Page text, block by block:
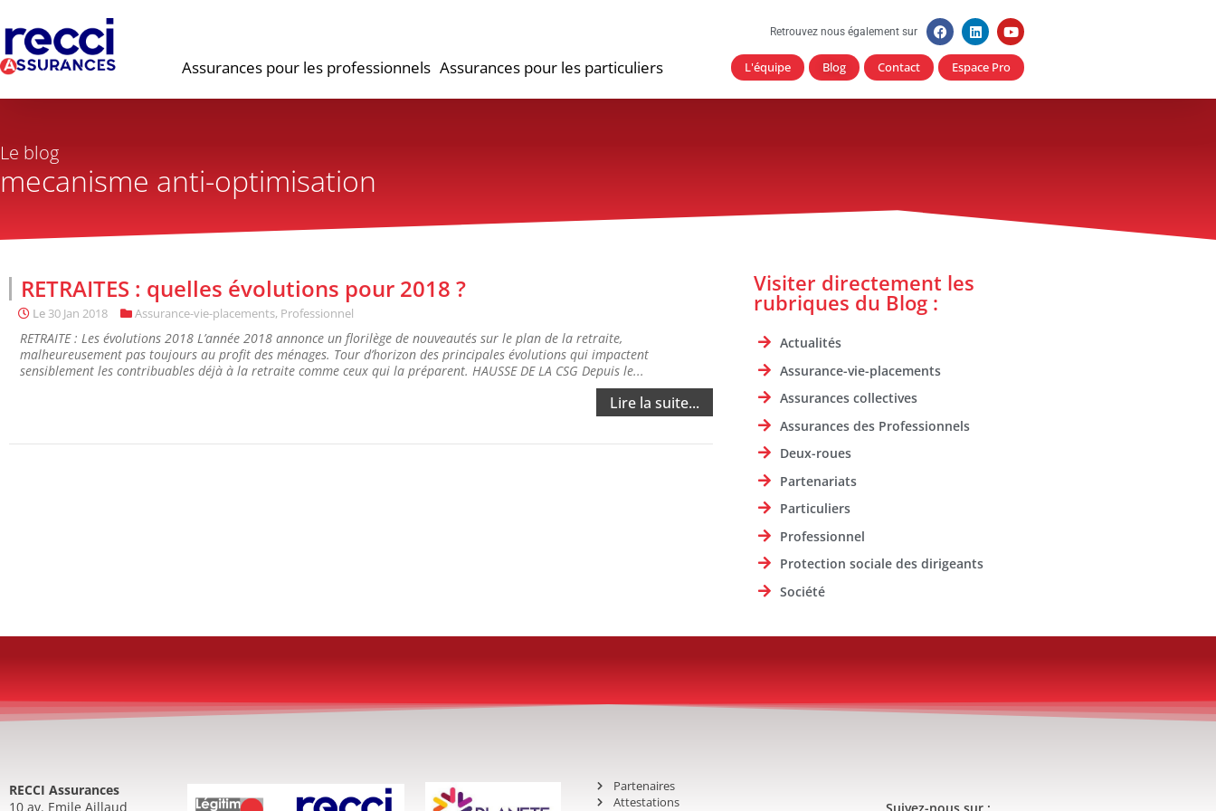
Assurances pour les professionnels Assurances pour les particuliers
Retrouvez nous également sur
L'équipe Blog Contact Espace Pro
Le blog
mecanisme anti-optimisation
RETRAITES : quelles évolutions pour 2018 ?
Le 30 Jan 2018 Assurance-vie-placements, Professionnel
RETRAITE : Les évolutions 2018 L’année 2018 annonce un florilège de nouveautés sur le plan de la retraite,
malheureusement pas toujours au profit des ménages. Tour d’horizon des principales évolutions qui impactent
sensiblement les contribuables déjà à la retraite comme ceux qui la préparent. HAUSSE DE LA CSG Depuis le...
Lire la suite...
Visiter directement les
rubriques du Blog :
Actualités
Assurance-vie-placements
Assurances collectives
Assurances des Professionnels
Deux-roues
Partenariats
Particuliers
Professionnel
Protection sociale des dirigeants
Société
RECCI Assurances
10 av. Emile Aillaud
Partenaires
Attestations
Suivez-nous sur :